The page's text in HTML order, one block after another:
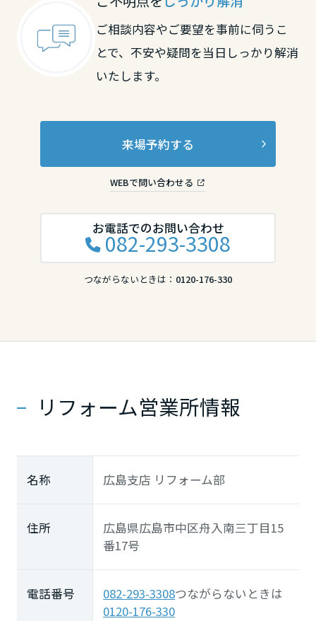
ご相談内容やご要望を事前に伺うこ
とで、不安や疑問を当日しっかり解消
いたします。
来場予約する
WEBで問い合わせる
お電話でのお問い合わせ
082-293-3308
つながらないときは： 0120-176-330
リフォーム営業所情報
名称 広島支店 リフォーム部
住所
広島県広島市中区舟入南三丁目15
番17号
電話番号 082-293-3308つながらないときは
0120-176-330
香川県
福岡県
宮崎県